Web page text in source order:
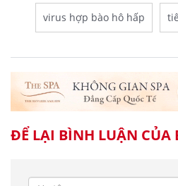
virus hợp bào hô hấp
ĐỂ LẠI BÌNH LUẬN CỦA